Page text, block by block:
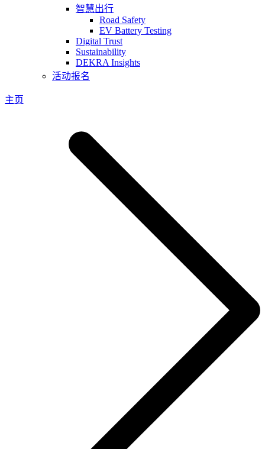
智慧出行
Road Safety
EV Battery Testing
Digital Trust
Sustainability
DEKRA Insights
活动报名
主页